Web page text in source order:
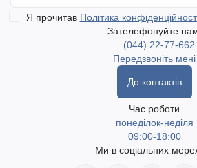
Я прочитав Політика
Зателефонуйте
(044) 22-77-662
Передзвоніть мені
До контактів
Час роботи
понеділок-неділя
09:00-18:00
Ми в соціальних